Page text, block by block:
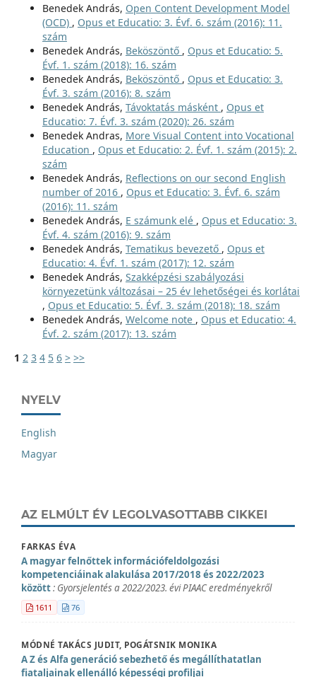
Benedek András, Open Content Development Model
(OCD) , Opus et Educatio: 3. Évf. 6. szám (2016): 11.
szám
Benedek András, Beköszöntő , Opus et Educatio: 5.
Évf. 1. szám (2018): 16. szám
Benedek András, Beköszöntő , Opus et Educatio: 3.
Évf. 3. szám (2016): 8. szám
Benedek András, Távoktatás másként , Opus et
Educatio: 7. Évf. 3. szám (2020): 26. szám
Benedek Andras, More Visual Content into Vocational
Education , Opus et Educatio: 2. Évf. 1. szám (2015): 2.
szám
Benedek András, Reflections on our second English
number of 2016 , Opus et Educatio: 3. Évf. 6. szám
(2016): 11. szám
Benedek András, E számunk elé , Opus et Educatio: 3.
Évf. 4. szám (2016): 9. szám
Benedek András, Tematikus bevezető , Opus et
Educatio: 4. Évf. 1. szám (2017): 12. szám
Benedek András, Szakképzési szabályozási
környezetünk változásai – 25 év lehetőségei és korlátai
, Opus et Educatio: 5. Évf. 3. szám (2018): 18. szám
Benedek András, Welcome note , Opus et Educatio: 4.
Évf. 2. szám (2017): 13. szám
1 2 3 4 5 6 > >>
NYELV
English
Magyar
AZ ELMÚLT ÉV LEGOLVASOTTABB CIKKEI
FARKAS ÉVA
A magyar felnőttek információfeldolgozási
kompetenciáinak alakulása 2017/2018 és 2022/2023
között: Gyorsjelentés a 2022/2023. évi PIAAC eredményekről
1611 76
MÓDNÉ TAKÁCS JUDIT, POGÁTSNIK MONIKA
A Z és Alfa generáció sebezhető és megállíthatatlan
fiataljainak ellenálló képességi profiljai